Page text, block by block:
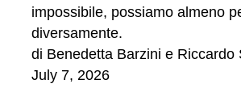
impossibile, possiamo almeno
diversamente.
di Benedetta Barzini e Riccardo
July 7, 2026